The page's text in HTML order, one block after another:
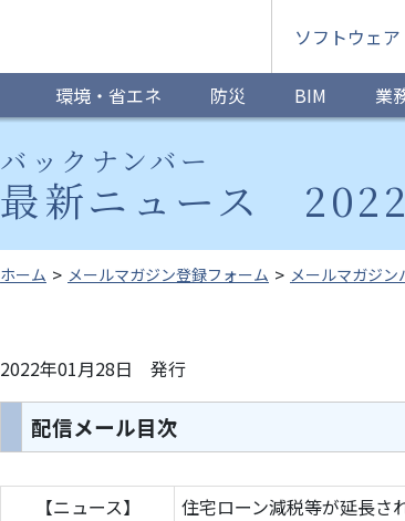
ソフトウェア
環境・省エネ 防災 BIM 業
バックナンバー
最新ニュース
ホーム メールマガジン登録フォーム メールマガジ
2022年01月28日 発行
配信メール目次
【ニュース】
住宅ローン減税等が延長さ